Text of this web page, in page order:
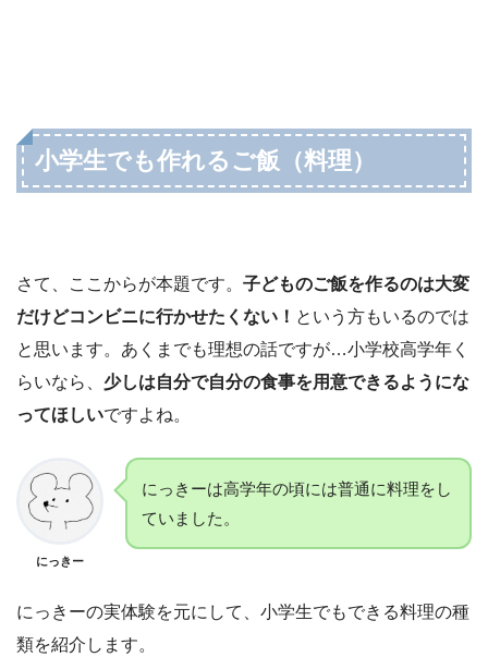
小学生でも作れるご飯（料理）
さて、ここからが本題です。 子どものご飯を作るのは大変
だけどコンビニに行かせたくない！ という方もいるのでは
と思います。あくまでも理想の話ですが…小学校高学年く
らいなら、 少しは自分で自分の食事を用意できるようにな
ってほしいですよね。
にっきー
にっきーは高学年の頃には普通に料理をし
ていました。
にっきーの実体験を元にして、小学生でもできる料理の種
類を紹介します。